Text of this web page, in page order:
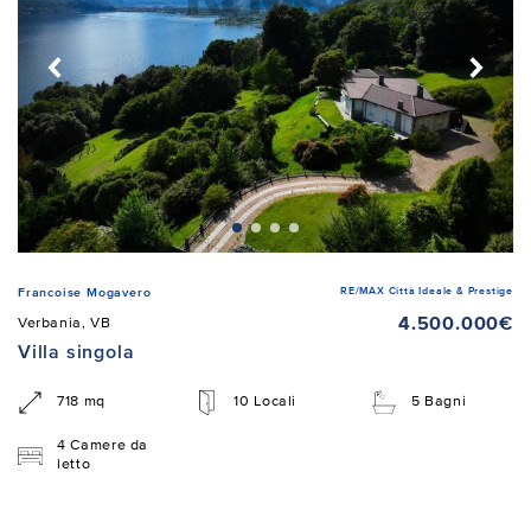
Francoise Mogavero RE/MAX Città Ideale & Prestige
Verbania, VB
4.500.000€
Villa singola
718 mq 10 Locali 5 Bagni
4 Camere da
letto